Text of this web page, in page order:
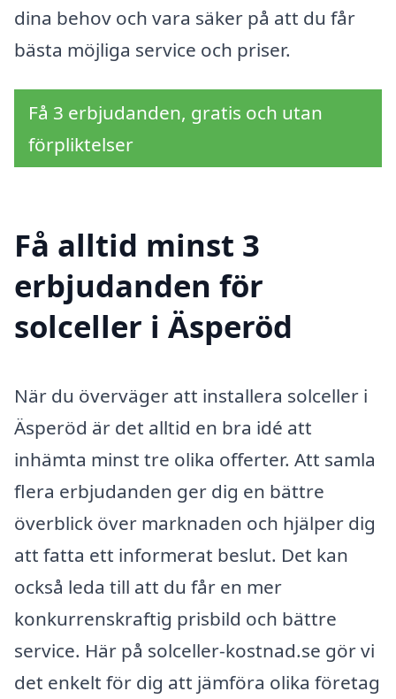
dina behov och vara säker på att du får
bästa möjliga service och priser.
Få 3 erbjudanden, gratis och utan
förpliktelser
Få alltid minst 3
erbjudanden för
solceller i Äsperöd
När du överväger att installera solceller i
Äsperöd är det alltid en bra idé att
inhämta minst tre olika offerter. Att samla
flera erbjudanden ger dig en bättre
överblick över marknaden och hjälper dig
att fatta ett informerat beslut. Det kan
också leda till att du får en mer
konkurrenskraftig prisbild och bättre
service. Här på solceller-kostnad.se gör vi
det enkelt för dig att jämföra olika företag